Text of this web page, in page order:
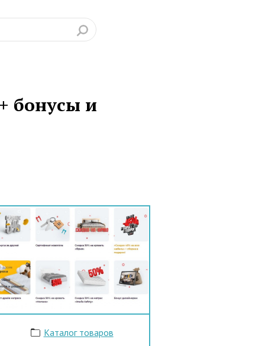
бонусы и
Каталог товаров